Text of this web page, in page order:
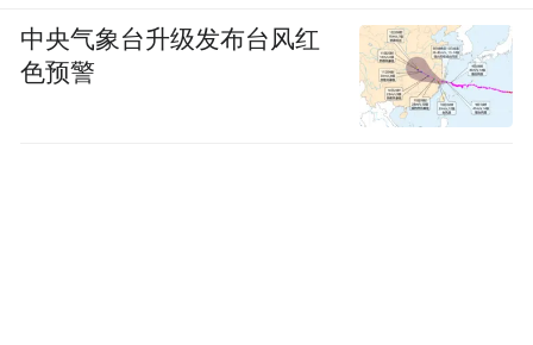
中央气象台升级发布台风红
色预警